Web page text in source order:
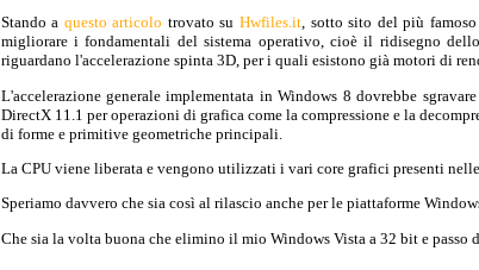
Stando a questo articolo trovato suHwfiles.it, sotto sito del più famoso
migliorare i fondamentali del sistema operativo, cioè il ridisegno
riguardano l'accelerazione spinta 3D, per i quali esistono già motori di
L'accelerazione generale implementata in Windows 8 dovrebbe
DirectX 11.1 per operazioni di grafica come la compressione e la
di forme e primitive geometriche principali.
La CPU viene liberata e vengono utilizzati i vari core grafici presenti
Speriamo davvero che sia così al rilascio anche per le piattaforme
Che sia la volta buona che elimino il mio Windows Vista a 32 bit e passo